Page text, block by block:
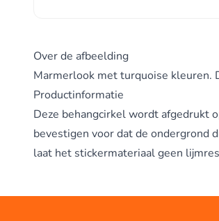
Over de afbeelding
Marmerlook met turquoise kleuren.
Productinformatie
Deze behangcirkelwordt afgedrukt
bevestigen voor dat de ondergrond
laat het stickermateriaal geen